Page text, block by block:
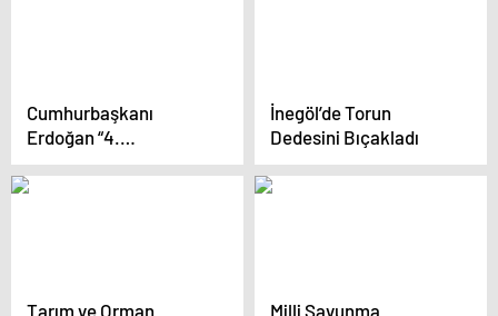
Cumhurbaşkanı
Erdoğan “4.
Uluslararası STK
Fuarı”nda konuştu: (1)
İnegöl’de Torun
Dedesini Bıçakladı
Tarım ve Orman
Milli Savunma